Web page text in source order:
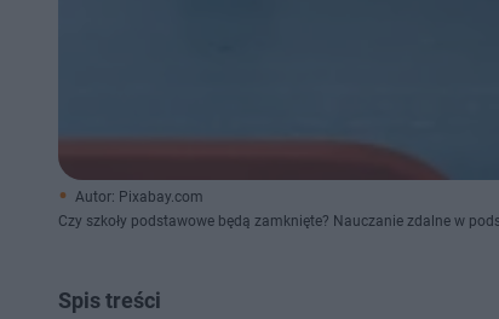
Autor: Pixabay.com
Czy szkoły podstawowe będą zamknięte? Nauczanie zdalne w
Spis treści